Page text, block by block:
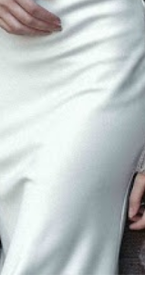
52900 руб.
платье Chante